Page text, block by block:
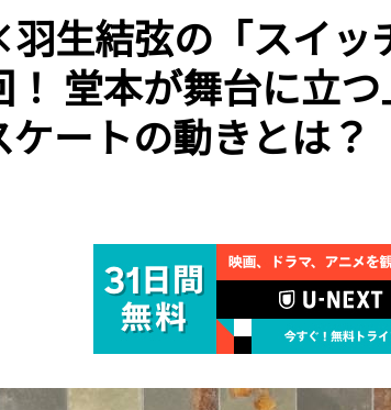
生結弦の「スイッ
！ 堂本が舞台に立
ートの動きとは？